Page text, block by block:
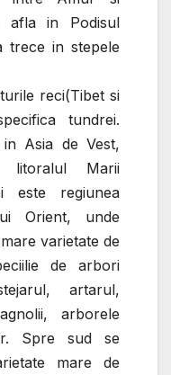
afla in Podisul
trece in stepele
reci(Tibet si
tundrei.
Asia de Vest,
Marii
este regiunea
Orient, unde
varietate de
de arbori
artarul,
arborele
Spre sud se
mare de